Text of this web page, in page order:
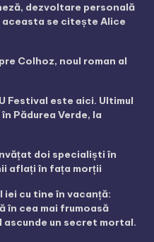
dezvoltare personală
se citește Alice
Colhoz, noul roman al
Festival este aici. Ultimul
Pădurea Verde, la
doi specialiști în
aflați în fața morții
iei cu tine în vacanță:
în cea mai frumoasă
ascunde un secret mortal.